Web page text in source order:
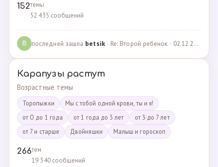
152темы
52 435 сообщений
B последней зашла betsik· Re: Второй ребенок · 02.12.2023
Карапузы растут
Возрастные темы
Торопыжки
Мы с тобой одной крови, ты и я!
от О до 1 года
от 1 года до 3 лет
от 3 до 7 лет
от 7 и старше
Двойняшки Малыш и гороскоп
266тем
19 340 сообщений